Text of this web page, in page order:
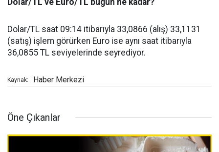
Dolar/TL ve Euro/TL bugün ne kadar?
Dolar/TL saat 09:14 itibarıyla 33,0866 (alış) 33,1131
(satış) işlem görürken Euro ise aynı saat itibarıyla
36,0855 TL seviyelerinde seyrediyor.
Kaynak: Haber Merkezi
Öne Çıkanlar